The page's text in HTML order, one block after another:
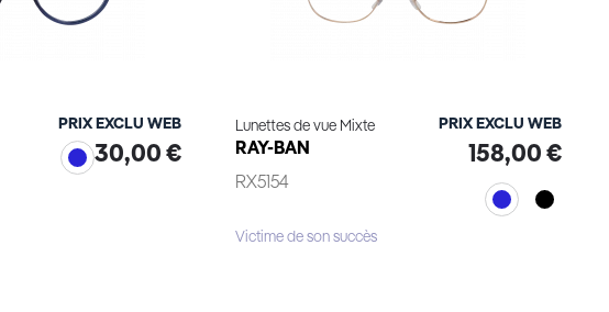
PRIX EXCLU WEB
30,00 €
Lunettes de vue Mixte
RAY-BAN
RX5154
PRIX EXCLU WEB
158,00 €
Victime de son succès